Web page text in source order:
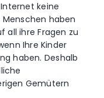
keine
haben
all ihre Fragen zu
Ihre Kinder
haben. Deshalb
Gemütern